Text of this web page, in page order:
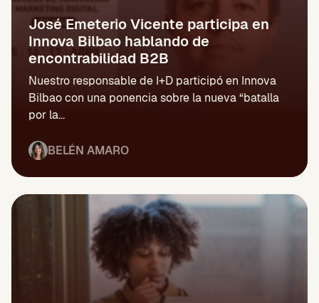
José Emeterio Vicente participa en
Innova Bilbao hablando de
encontrabilidad B2B
Nuestro responsable de I+D participó en Innova
Bilbao con una ponencia sobre la nueva “batalla
por la...
BELÉN AMARO